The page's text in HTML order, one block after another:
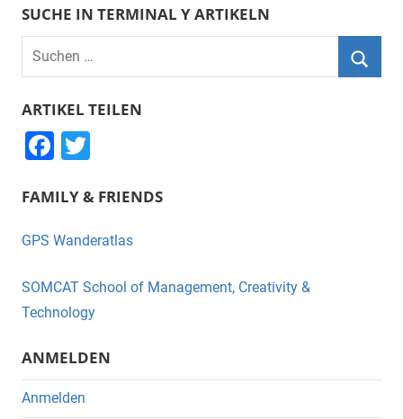
SUCHE IN TERMINAL Y ARTIKELN
Suchen
nach:
ARTIKEL TEILEN
F
c
e
o
o
k
tt
er
FAMILY & FRIENDS
GPS Wanderatlas
SOMCAT School of Management, Creativity &
Technology
ANMELDEN
Anmelden